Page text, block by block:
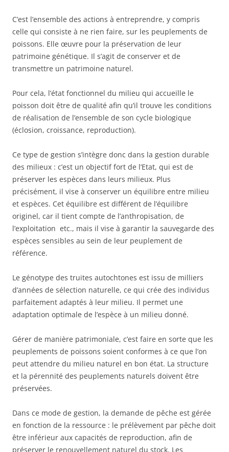
C’est l’ensemble des actions à entreprendre, y compris
celle qui consiste à ne rien faire, sur les peuplements de
poissons. Elle œuvre pour la préservation de leur
patrimoine génétique. Il s’agit de conserver et de
transmettre un patrimoine naturel.
Pour cela, l’état fonctionnel du milieu qui accueille le
poisson doit être de qualité afin qu’il trouve les conditions
de réalisation de l’ensemble de son cycle biologique
(éclosion, croissance, reproduction).
Ce type de gestion s’intègre donc dans la gestion durable
des milieux : c’est un objectif fort de l’Etat, qui est de
préserver les espèces dans leurs milieux. Plus
précisément, il vise à conserver un équilibre entre milieu
et espèces. Cet équilibre est différent de l’équilibre
originel, car il tient compte de l’anthropisation, de
l’exploitation etc., mais il vise à garantir la sauvegarde des
espèces sensibles au sein de leur peuplement de
référence.
Le génotype des truites autochtones est issu de milliers
d’années de sélection naturelle, ce qui crée des individus
parfaitement adaptés à leur milieu. Il permet une
adaptation optimale de l’espèce à un milieu donné.
Gérer de manière patrimoniale, c’est faire en sorte que les
peuplements de poissons soient conformes à ce que l’on
peut attendre du milieu naturel en bon état. La structure
et la pérennité des peuplements naturels doivent être
préservées.
Dans ce mode de gestion, la demande de pêche est gérée
en fonction de la ressource : le prélèvement par pêche doit
être inférieur aux capacités de reproduction, afin de
préserver le renouvellement naturel du stock. Les